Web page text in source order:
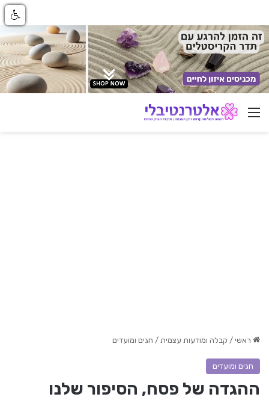
ניווט באתר
ראשי / קבלה ומודעות עצמית / חגים ומועדים
חגים ומועדים
ההגדה של פסח, הסיפור שלנו